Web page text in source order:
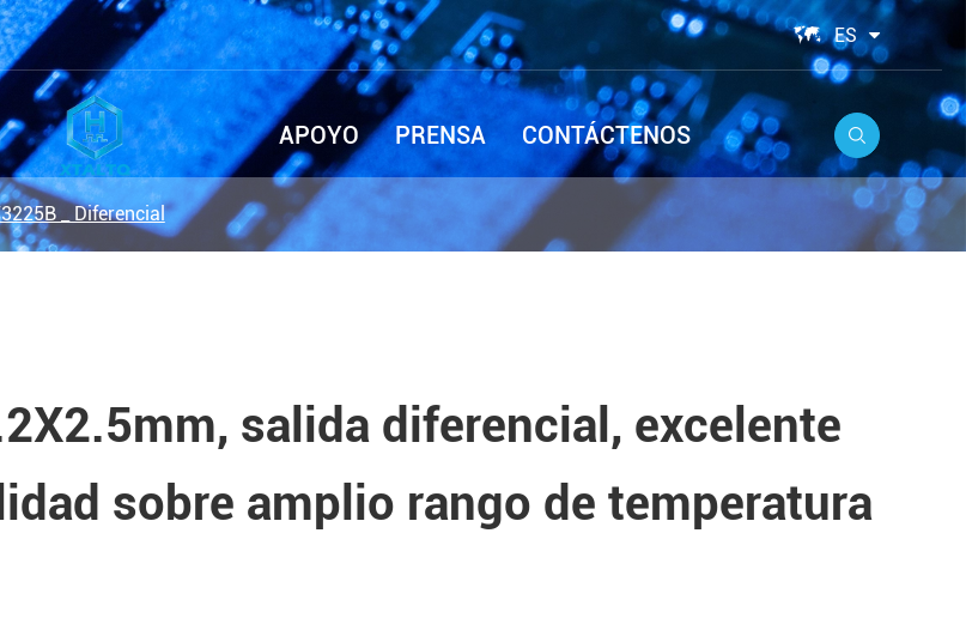
 ES
APOYO PRENSA CONTÁCTENOS 
_ Diferencial
salida diferencial, excelente
sobre amplio rango de temperatura